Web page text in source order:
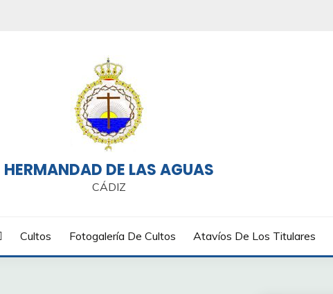
HERMANDAD DE LAS AGUAS
CÁDIZ
Cultos Fotogalería De Cultos Atavíos De Los Titulares